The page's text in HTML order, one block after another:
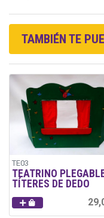
TAMBIÉN TE
TE03
TEATRINO
TÍTERES DE DEDO